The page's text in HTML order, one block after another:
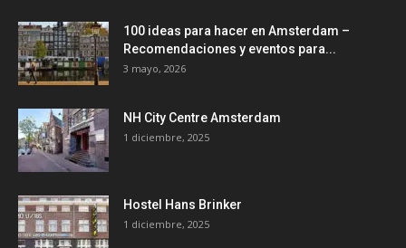
100 ideas para hacer en Amsterdam –
Recomendaciones y eventos para...
3 mayo, 2026
NH City Centre Amsterdam
1 diciembre, 2025
Hostel Hans Brinker
1 diciembre, 2025